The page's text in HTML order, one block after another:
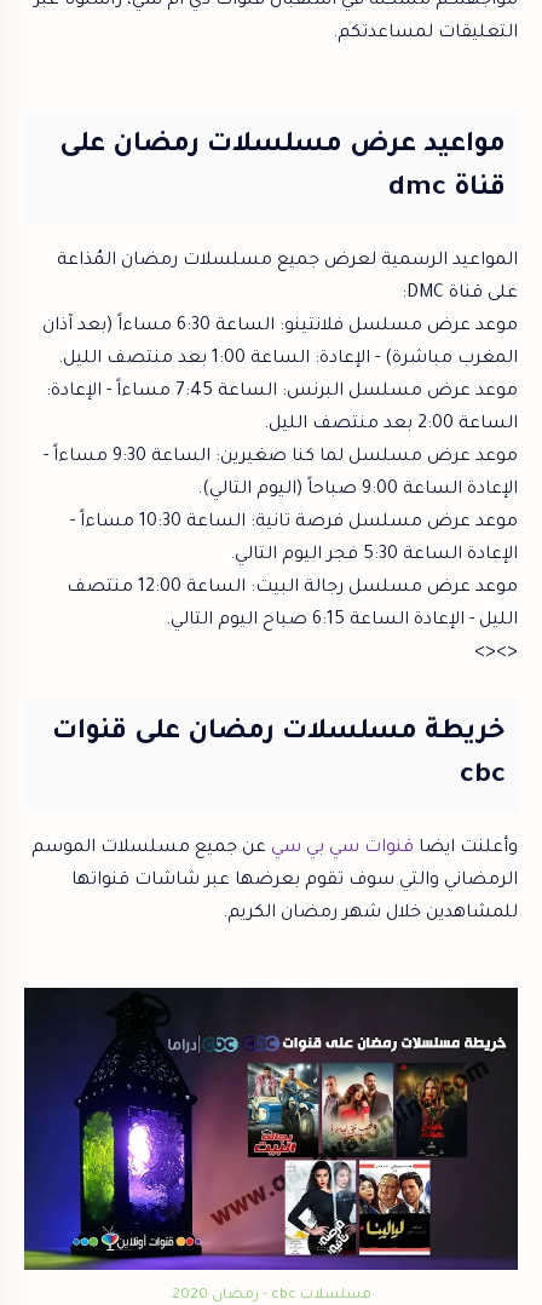
التعليقات لمساعدتكم.
مواعيد عرض مسلسلات رمضان على
قناة dmc
المواعيد الرسمية لعرض جميع مسلسلات رمضان المُذاعة
على قناة DMC:
موعد عرض مسلسل فلانتينو: الساعة 6:30 مساءاً (بعد آذان
المغرب مباشرة) - الإعادة: الساعة 1:00 بعد منتصف الليل.
موعد عرض مسلسل البرنس: الساعة 7:45 مساءاً - الإعادة:
الساعة 2:00 بعد منتصف الليل.
موعد عرض مسلسل لما كنا صغيرين: الساعة 9:30 مساءاً -
الإعادة الساعة 9:00 صباحاً (اليوم التالي).
موعد عرض مسلسل فرصة تانية: الساعة 10:30 مساءاً -
الإعادة الساعة 5:30 فجر اليوم التالي.
موعد عرض مسلسل رجالة البيت: الساعة 12:00 منتصف
الليل - الإعادة الساعة 6:15 صباح اليوم التالي.
<><>
خريطة مسلسلات رمضان على قنوات
cbc
وأعلنت ايضا قنوات سي بي سي عن جميع مسلسلات الموسم
الرمضاني والتي سوف تقوم بعرضها عبر شاشات قنواتها
للمشاهدين خلال شهر رمضان الكريم.
مسلسلات cbc - رمضان 2020